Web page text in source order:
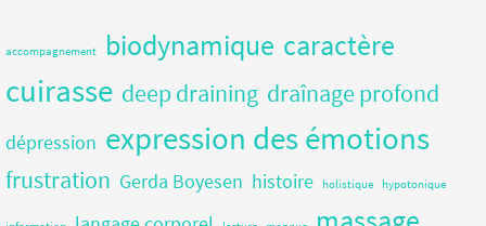
accompagnement biodynamique caractère
cuirasse deep draining draînage profond
dépression expression des émotions
frustration Gerda Boyesen histoire holistique hypotonique